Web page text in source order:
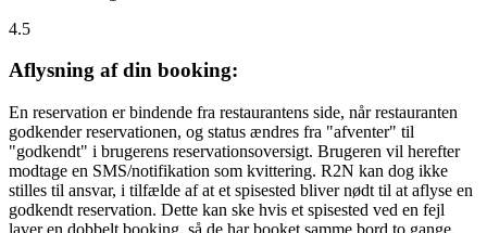
4.5
Aflysning af din booking:
En reservation er bindende fra restaurantens side, når restauranten
godkender reservationen, og status ændres fra "afventer" til
"godkendt" i brugerens reservationsoversigt. Brugeren vil herefter
modtage en SMS/notifikation som kvittering. R2N kan dog ikke
stilles til ansvar, i tilfælde af at et spisested bliver nødt til at aflyse en
godkendt reservation. Dette kan ske hvis et spisested ved en fejl
laver en dobbelt booking, så de har booket samme bord to gange,